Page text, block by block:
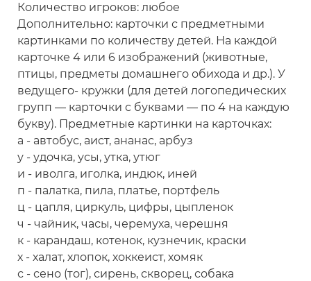
Количество игроков: любое
Дополнительно: карточки с предметными
картинками по количеству детей. На каждой
карточке 4 или 6 изображений (животные,
птицы, предметы домашнего обихода и др.). У
ведущего- кружки (для детей логопедических
групп — карточки с буквами — по 4 на каждую
букву). Предметные картинки на карточках:
а - автобус, аист, ананас, арбуз
у - удочка, усы, утка, утюг
и - иволга, иголка, индюк, иней
п - палатка, пила, платье, портфель
ц - цапля, циркуль, цифры, цыпленок
ч - чайник, часы, черемуха, черешня
к - карандаш, котенок, кузнечик, краски
х - халат, хлопок, хоккеист, хомяк
с - сено (тог), сирень, скворец, собака